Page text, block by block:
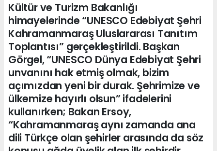
Kültür ve Turizm Bakanlığı
himayelerinde “UNESCO Edebiyat Şehri
Kahramanmaraş Uluslararası Tanıtım
Toplantısı” gerçekleştirildi. Başkan
Görgel, “UNESCO Dünya Edebiyat Şehri
unvanını hak etmiş olmak, bizim
açımızdan yeni bir durak. Şehrimize ve
ülkemize hayırlı olsun” ifadelerini
kullanırken; Bakan Ersoy,
“Kahramanmaraş aynı zamanda ana
dili Türkçe olan şehirler arasında da söz